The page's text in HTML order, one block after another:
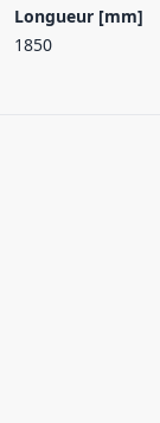
Longueur [mm]
1850